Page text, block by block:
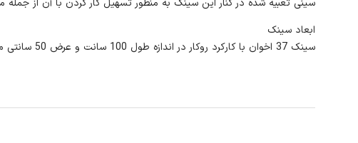
ابعاد سینک
سینک 37 اخوان با کارکرد روکار در اندازه طول 100 سانت و عرض 50 سانتی متر می باشد.